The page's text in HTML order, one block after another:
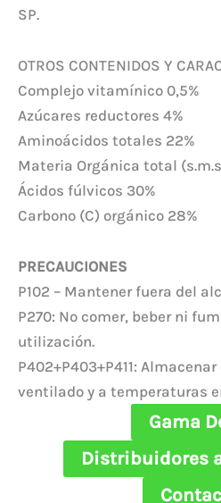
SP.
OTROS CONTENIDOS Y
Complejo vitamínico 0,5%
Azúcares reductores 4%
Aminoácidos totales 22%
Materia Orgánica total
Ácidos fúlvicos 30%
Carbono (C) orgánico 28%
PRECAUCIONES
P102 – Mantener fuera del
P270: No comer, beber ni
utilización.
P402+P403+P411:
ventilado y a temperaturas
Gama
Distribuidores